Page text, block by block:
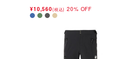
¥10,560(税込) 20% OFF